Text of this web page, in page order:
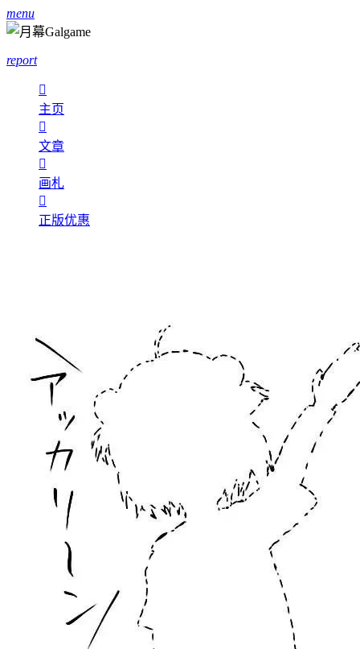
menu
report

主页

文章

画札

正版优惠